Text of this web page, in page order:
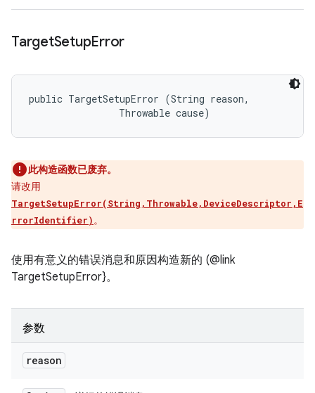
TargetSetupError
public TargetSetupError (String reason,
                Throwable cause)
此构造函数已废弃。
请改用
TargetSetupError(String,Throwable,DeviceDescriptor,E
rrorIdentifier)。
使用有意义的错误消息和原因构造新的 (@link
TargetSetupError}。
参数
reason